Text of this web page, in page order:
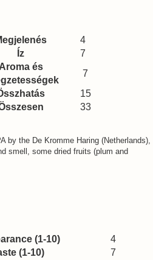
4
Íz
7
Aroma és
7
15
33
by the De Kromme Haring (Netherlands),
smell, some dried fruits (plum and
(1-10)
4
(1-10)
7